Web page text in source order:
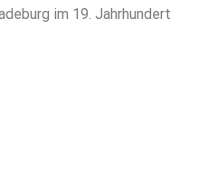
im 19. Jahrhundert